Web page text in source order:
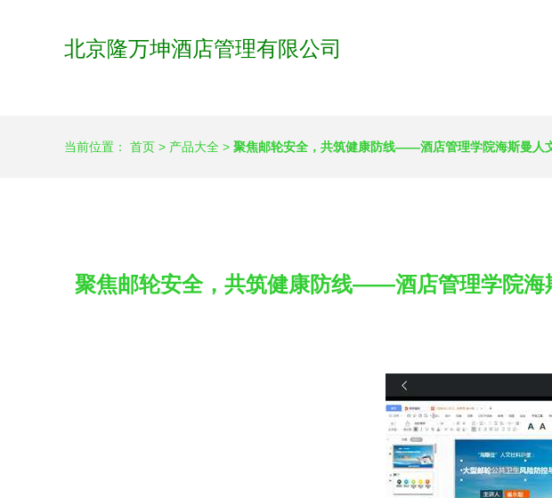
北京隆万坤酒店管理有限公司
当前位置： 首页 > 产品大全 > 聚焦邮轮安全，共筑健康防线——酒店管理学院海斯曼人
聚焦邮轮安全，共筑健康防线——酒店管理学院海